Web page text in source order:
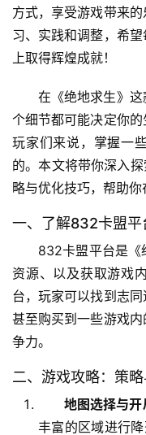
方式，享受游戏带来
习、实践和调整，希
上取得辉煌成就！
在《绝地求生》
个细节都可能决定你
玩家们来说，掌握一
的。本文将带你深入
略与优化技巧，帮助你
一、了解832卡盟平
832卡盟平台是《
资源、以及获取游戏
台，玩家可以找到志同
甚至购买到一些游戏
争力。
二、游戏攻略：策
地图选择与开
丰富的区域进行